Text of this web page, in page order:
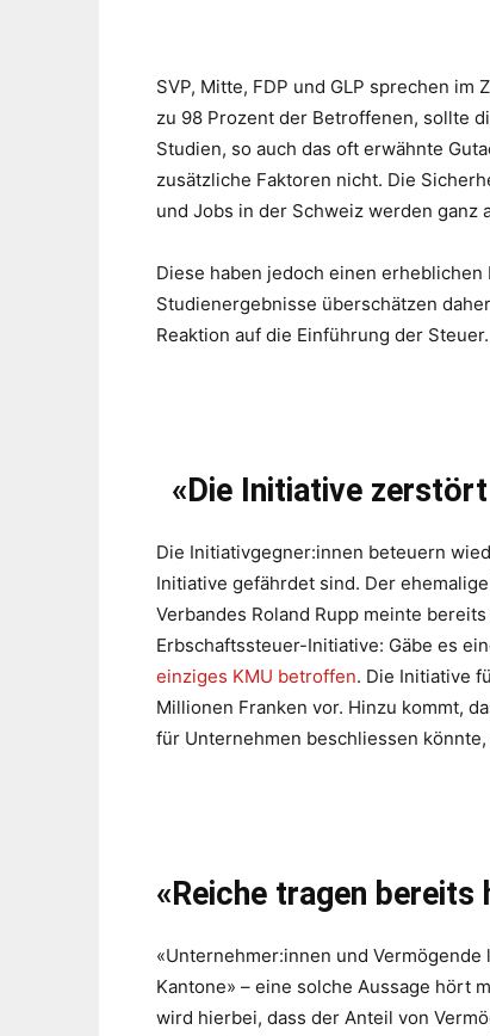
SVP, Mitte, FDP und GLP sprechen
zu 98 Prozent der Betroffenen, sollte
Studien, so auch das oft erwähnte
zusätzliche Faktoren nicht. Die
und Jobs in der Schweiz werden ganz
Diese haben jedoch einen
Studienergebnisse überschätzen
Reaktion auf die Einführung der Steuer.
«Die Initiative
Die Initiativgegner:innen beteuern
Initiative gefährdet sind. Der
Verbandes Roland Rupp meinte
Erbschaftssteuer-Initiative: Gäbe es
einziges KMU betroffen. Die Initiative
Millionen Franken vor. Hinzu kommt,
für Unternehmen beschliessen
«Reiche tragen
«Unternehmer:innen und
Kantone» – eine solche Aussage hört
wird hierbei, dass der Anteil von